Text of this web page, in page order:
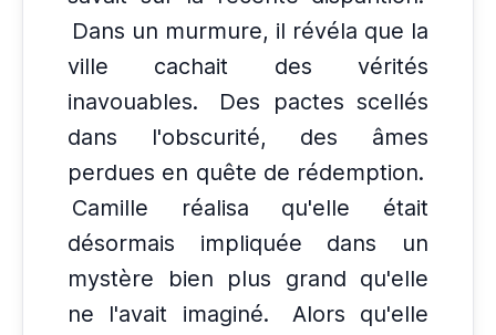
Dans un murmure, il révéla que la
ville cachait des vérités
inavouables.
Des pactes scellés
dans l'obscurité, des âmes
perdues en quête de rédemption.
Camille réalisa qu'elle était
désormais impliquée dans un
mystère bien plus grand qu'elle
ne l'avait imaginé.
Alors qu'elle